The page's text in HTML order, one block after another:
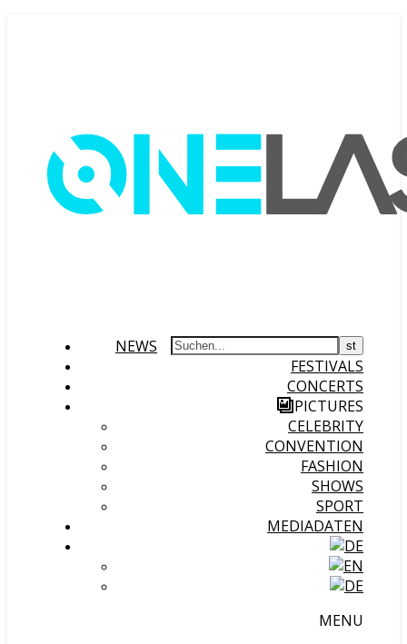
NEWS
FESTIVALS
CONCERTS
PICTURES
CELEBRITY
CONVENTION
FASHION
SHOWS
SPORT
MEDIADATEN
MENU